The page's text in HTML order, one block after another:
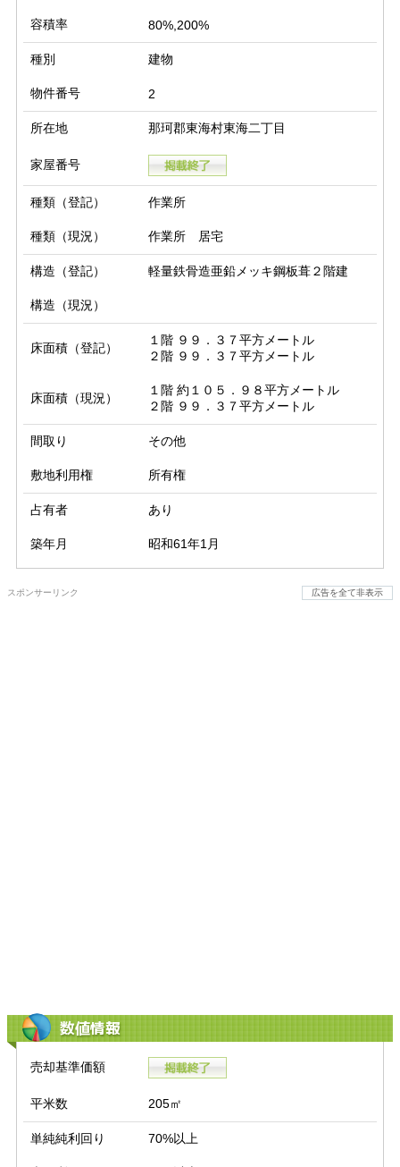
容積率 80%,200%
種別 建物
物件番号 2
所在地 那珂郡東海村東海二丁目
家屋番号
種類（登記） 作業所
種類（現況） 作業所 居宅
構造（登記） 軽量鉄骨造亜鉛メッキ鋼板葺２階建
構造（現況）
床面積（登記）
１階 ９９．３７平方メートル
２階 ９９．３７平方メートル
床面積（現況）
１階 約１０５．９８平方メートル
２階 ９９．３７平方メートル
間取り その他
敷地利用権 所有権
占有者 あり
築年月 昭和61年1月
スポンサーリンク 広告を全て非表示
数値情報
売却基準価額
平米数 205㎡
単純純利回り 70%以上